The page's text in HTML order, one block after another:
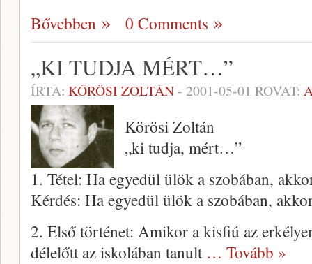
Bővebben 0 Comments
„KI TUDJA MÉRT…”
ÍRTA: KŐRÖSI ZOLTÁN- 2001-05-01 ROVAT:
Körösi Zoltán
„ki tudja, mért…”
1. Tétel: Ha egyedül ülök a szobá­ban,
Kérdés: Ha egyedül ülök a szobában,
2. Első történet: Amikor a kisfiú az
délelőtt az iskolában tanult … Tovább »